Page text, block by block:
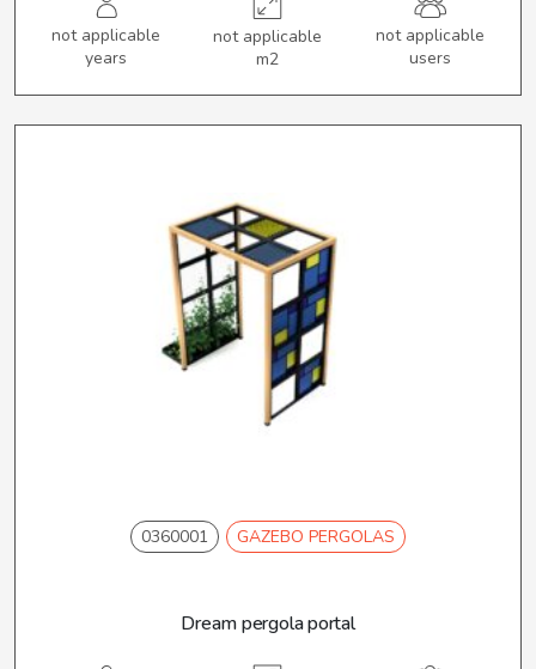
not applicable
years
not applicable
m2
not applicable
users
0360001 GAZEBO PERGOLAS
Dream pergola portal